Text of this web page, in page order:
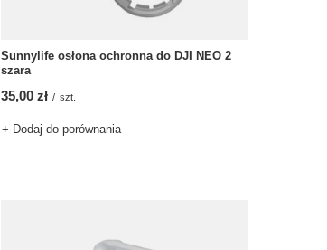
Sunnylife osłona ochronna do DJI NEO 2
szara
35,00 zł / szt.
+ Dodaj do porównania